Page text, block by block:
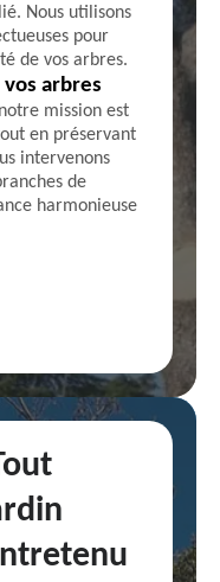
Nous utilisons
pour
de vos arbres.
arbres
mission est
en préservant
intervenons
de
harmonieuse